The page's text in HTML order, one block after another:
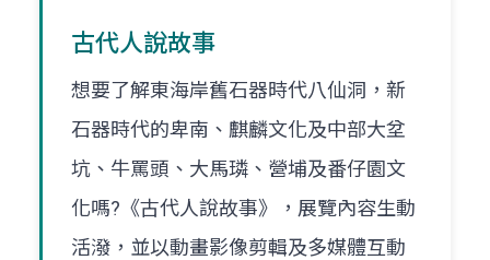
古代人說故事
想要了解東海岸舊石器時代八仙洞，新
石器時代的卑南、麒麟文化及中部大坌
坑、牛罵頭、大馬璘、營埔及番仔園文
化嗎?《古代人說故事》，展覽內容生動
活潑，並以動畫影像剪輯及多媒體互動